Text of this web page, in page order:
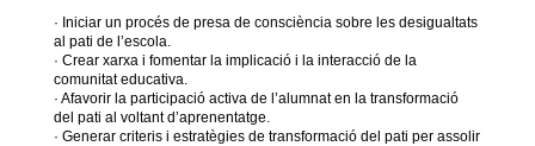
· Iniciar un procés de presa de consciència sobre les desigualtats
al pati de l’escola.
· Crear xarxa i fomentar la implicació i la interacció de la
comunitat educativa.
· Afavorir la participació activa de l’alumnat en la transformació
del pati al voltant d’aprenentatge.
· Generar criteris i estratègies de transformació del pati per assolir